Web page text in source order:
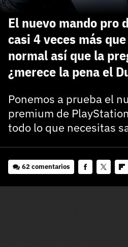
El nuevo mando pro
casi 4 veces más
normal así que la
¿merece la pena el
Ponemos a prueba el
premium de
todo lo que necesitas
62 comentarios
El inicio de sesión
disponible, pero
de 3DJuegos:
Recupera tu
carácter inicial), pero
He leído y acepto
de participación
Registrarse en
Entra
¿Ya